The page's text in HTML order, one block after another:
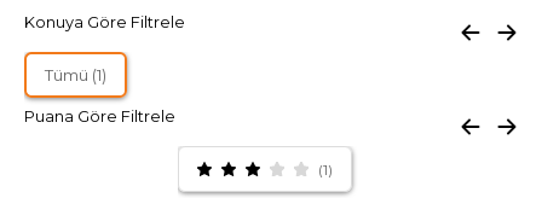
Konuya Göre Filtrele
Tümü (1)
Puana Göre Filtrele
(1)